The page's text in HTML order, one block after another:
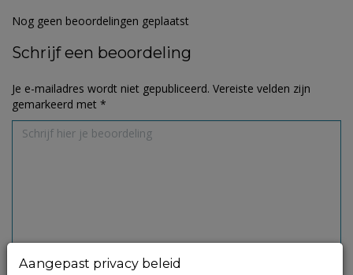
Nog geen beoordelingen geplaatst
Schrijf een beoordeling
Je e-mailadres wordt niet gepubliceerd. Vereiste velden zijn
gemarkeerd met *
Aangepast privacy beleid